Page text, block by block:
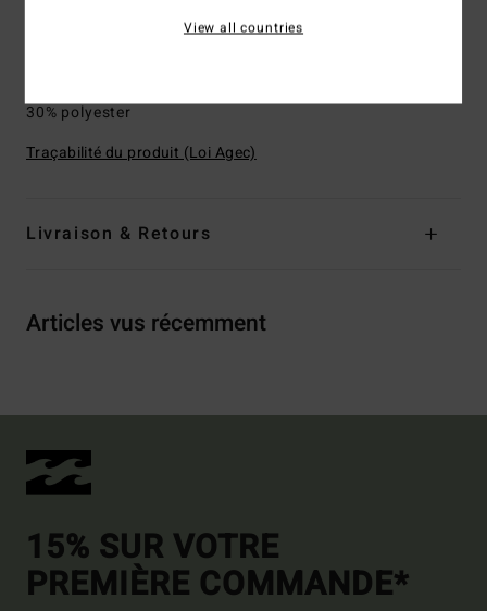
30% polyester
Traçabilité du produit (Loi Agec)
Livraison & Retours
Articles vus récemment
15% SUR VOTRE
PREMIÈRE COMMANDE*
View all countries